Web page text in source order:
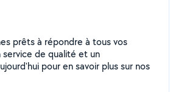
prêts à répondre à tous vos
service de qualité et un
pour en savoir plus sur nos